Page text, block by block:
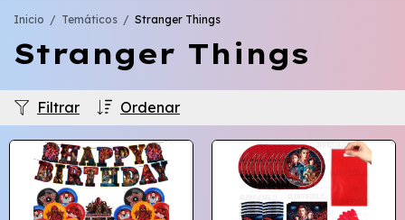
Inicio / Temáticos / Stranger Things
Stranger Things
Ordenar
Filtrar